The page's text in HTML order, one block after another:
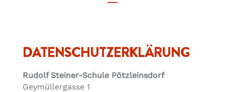
DATENSCHUTZERKLÄRUNG
Rudolf Steiner-Schule Pötzleinsdorf
Geymüllergasse 1